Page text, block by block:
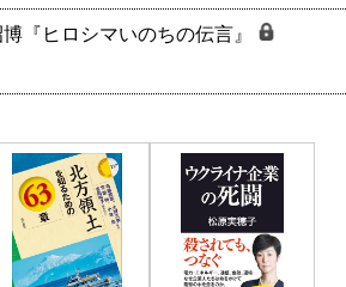
『ヒロシマいのちの伝言』